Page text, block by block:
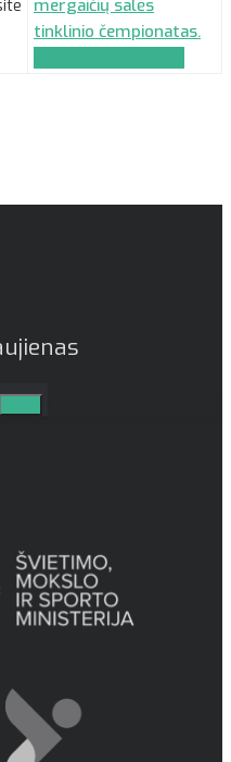
mergaičių salės
tinklinio čempionatas.